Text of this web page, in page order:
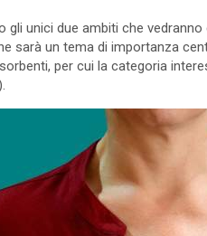
gli unici due ambiti che
sarà un tema di importanza
per cui la categoria